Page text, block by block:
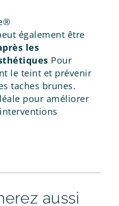
également être
les
Pour
le teint et prévenir
taches brunes.
pour améliorer
aussi